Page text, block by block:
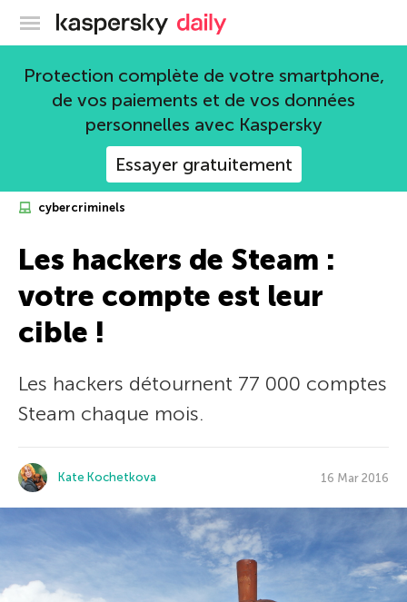
Blog officiel de Kaspersky
Protection complète de votre smartphone,
de vos paiements et de vos données
personnelles avec Kaspersky
Essayer gratuitement
cybercriminels
Les hackers de Steam :
votre compte est leur
cible !
Les hackers détournent 77 000 comptes
Steam chaque mois.
Kate Kochetkova 16 Mar 2016